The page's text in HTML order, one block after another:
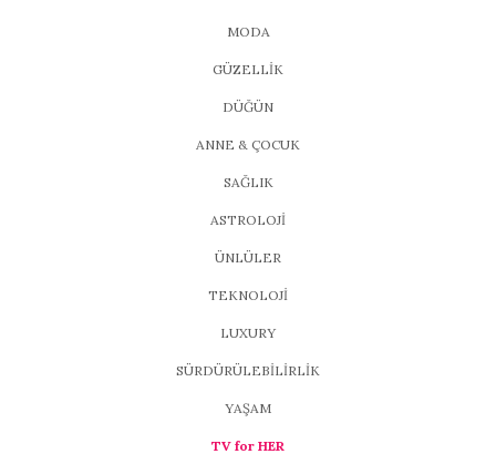
MODA
GÜZELLİK
DÜĞÜN
ANNE & ÇOCUK
SAĞLIK
ASTROLOJİ
ÜNLÜLER
TEKNOLOJİ
LUXURY
SÜRDÜRÜLEBİLİRLİK
YAŞAM
TV for HER